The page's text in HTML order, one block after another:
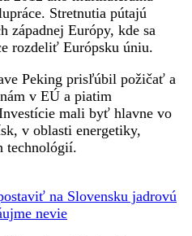
Stretnutia pútajú
západnej Európy, kde sa
rozdeliť Európsku úniu.
Peking prisľúbil požičať a
v EÚ a piatim
mali byť hlavne vo
v oblasti energetiky,
technológií.
na Slovensku jadrovú
nevie